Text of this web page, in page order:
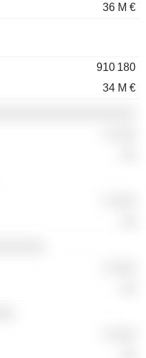
36 M €
910 180
34 M €